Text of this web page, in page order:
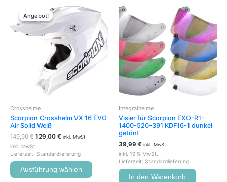
Angebot!
Angebot!
Crosshelme
Scorpion Crosshelm VX 16 EVO
Air Solid Weiß
149,90€
Ursprünglicher
war:
149,90 €
129,00 €
Aktueller
Preis
129,00 €.
inkl. MwSt
inkl. MwSt.
Lieferzeit: Standardlieferung
Ausführung wählen
Produkt
weist
mehrere
Varianten
auf.
Die
Optionen
Produktseite
gewählt
Integralhelme
Visier für Scorpion EXO-R1-
1400-520-391 KDF16-1 dunkel
getönt
39,99 € inkl. MwSt
inkl. 19 % MwSt.
Lieferzeit: Standardlieferung
In den Warenkorb